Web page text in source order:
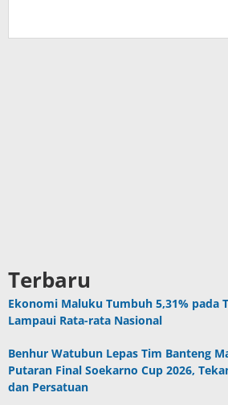
Terbaru
Ekonomi Maluku Tumbuh 5,31% pada
Lampaui Rata-rata Nasional
Benhur Watubun Lepas Tim Banteng
Putaran Final Soekarno Cup 2026,
dan Persatuan